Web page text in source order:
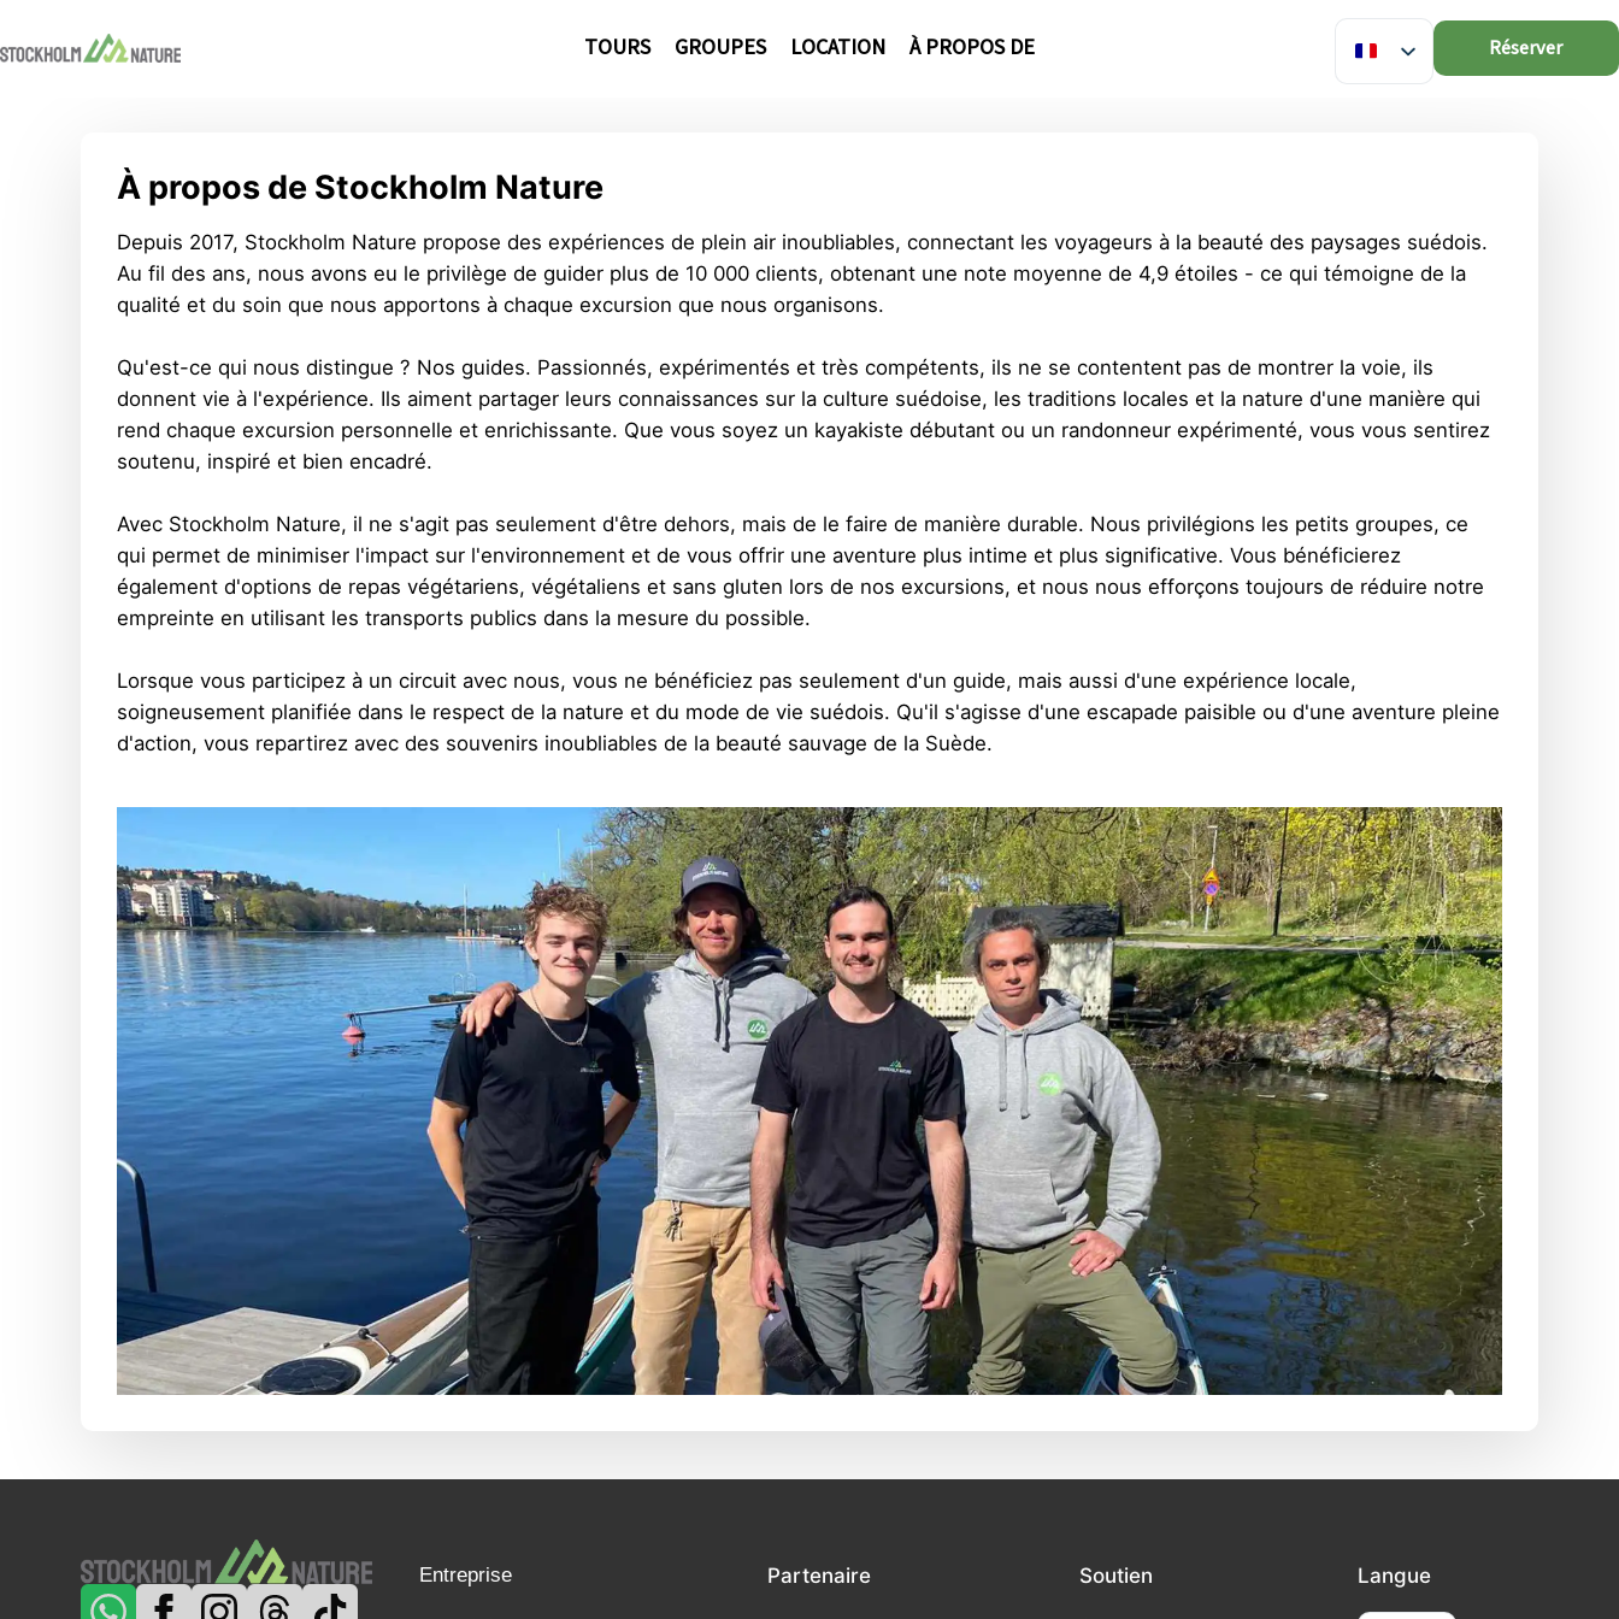
TOURS GROUPES LOCATION À PROPOS DE Réserver
À propos de Stockholm Nature
Depuis 2017, Stockholm Nature propose des expériences de plein air inoubliables, connectant les voyageurs à la beauté des paysages suédois.
Au fil des ans, nous avons eu le privilège de guider plus de 10 000 clients, obtenant une note moyenne de 4,9 étoiles - ce qui témoigne de la
qualité et du soin que nous apportons à chaque excursion que nous organisons.
Qu'est-ce qui nous distingue ? Nos guides. Passionnés, expérimentés et très compétents, ils ne se contentent pas de montrer la voie, ils
donnent vie à l'expérience. Ils aiment partager leurs connaissances sur la culture suédoise, les traditions locales et la nature d'une manière qui
rend chaque excursion personnelle et enrichissante. Que vous soyez un kayakiste débutant ou un randonneur expérimenté, vous vous sentirez
soutenu, inspiré et bien encadré.
Avec Stockholm Nature, il ne s'agit pas seulement d'être dehors, mais de le faire de manière durable. Nous privilégions les petits groupes, ce
qui permet de minimiser l'impact sur l'environnement et de vous offrir une aventure plus intime et plus significative. Vous bénéficierez
également d'options de repas végétariens, végétaliens et sans gluten lors de nos excursions, et nous nous efforçons toujours de réduire notre
empreinte en utilisant les transports publics dans la mesure du possible.
Lorsque vous participez à un circuit avec nous, vous ne bénéficiez pas seulement d'un guide, mais aussi d'une expérience locale,
soigneusement planifiée dans le respect de la nature et du mode de vie suédois. Qu'il s'agisse d'une escapade paisible ou d'une aventure pleine
d'action, vous repartirez avec des souvenirs inoubliables de la beauté sauvage de la Suède.
Entreprise Partenaire Soutien Langue